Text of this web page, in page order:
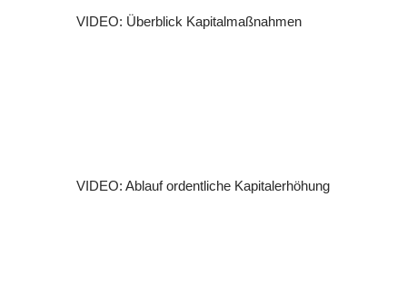
VIDEO: Überblick Kapitalmaßnahmen
VIDEO: Ablauf ordentliche Kapitalerhöhung